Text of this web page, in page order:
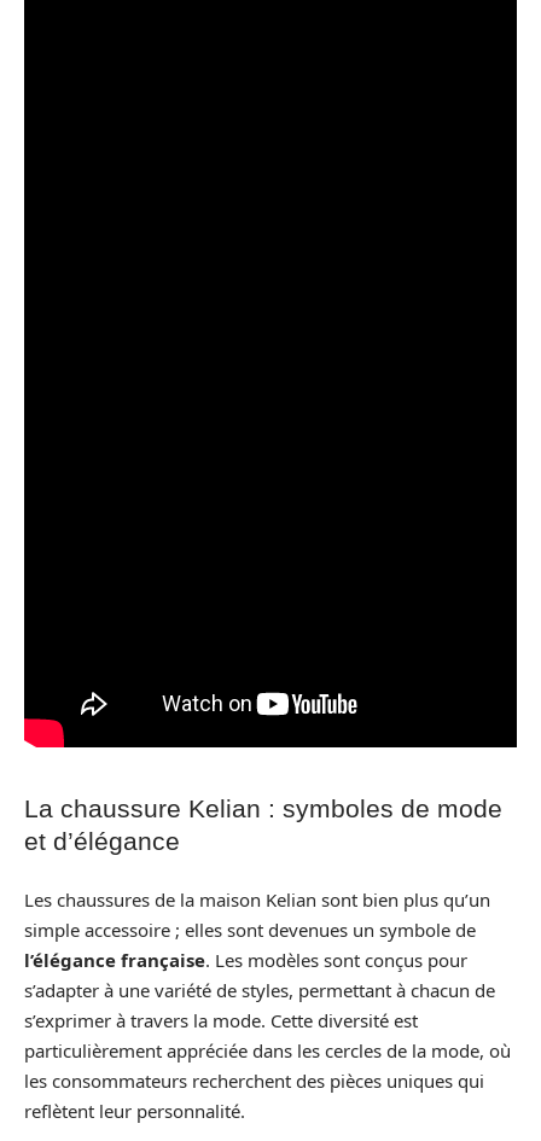
La chaussure Kelian : symboles de mode
et d’élégance
Les chaussures de la maison Kelian sont bien plus qu’un
simple accessoire ; elles sont devenues un symbole de
l’élégance française. Les modèles sont conçus pour
s’adapter à une variété de styles, permettant à chacun de
s’exprimer à travers la mode. Cette diversité est
particulièrement appréciée dans les cercles de la mode, où
les consommateurs recherchent des pièces uniques qui
reflètent leur personnalité.